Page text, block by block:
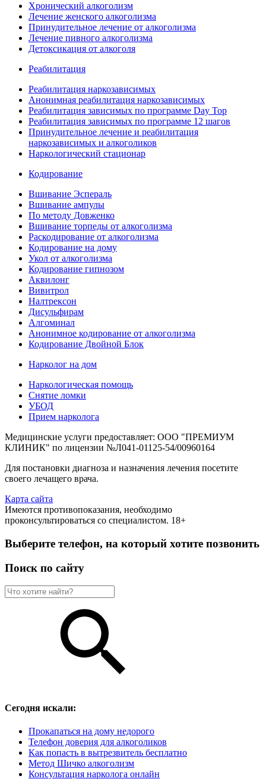
Хронический алкоголизм
Лечение женского алкоголизма
Принудительное лечение от алкоголизма
Лечение пивного алкоголизма
Детоксикация от алкоголя
Реабилитация
Реабилитация наркозависимых
Анонимная реабилитация наркозависимых
Реабилитация зависимых по программе Day Top
Реабилитация зависимых по программе 12 шагов
Принудительное лечение и реабилитация
наркозависимых и алкоголиков
Наркологический стационар
Кодирование
Вшивание Эспераль
Вшивание ампулы
По методу Довженко
Вшивание торпеды от алкоголизма
Раскодирование от алкоголизма
Кодирование на дому
Укол от алкоголизма
Кодирование гипнозом
Аквилонг
Вивитрол
Налтрексон
Дисульфирам
Алгоминал
Анонимное кодирование от алкоголизма
Кодирование Двойной Блок
Нарколог на дом
Наркологическая помощь
Снятие ломки
УБОД
Прием нарколога
Медицинские услуги предоставляет: ООО "ПРЕМИУМ
КЛИНИК" по лицензии №Л041-01125-54/00960164
Для постановки диагноза и назначения лечения посетите
своего лечащего врача.
Карта сайта
Имеются противопоказания, необходимо
проконсультироваться со специалистом. 18+
Выберите телефон, на который хотите позвонить
Поиск по сайту
Сегодня искали:
Прокапаться на дому недорого
Телефон доверия для алкоголиков
Как попасть в вытрезвитель бесплатно
Метод Шичко алкоголизм
Консультация нарколога онлайн